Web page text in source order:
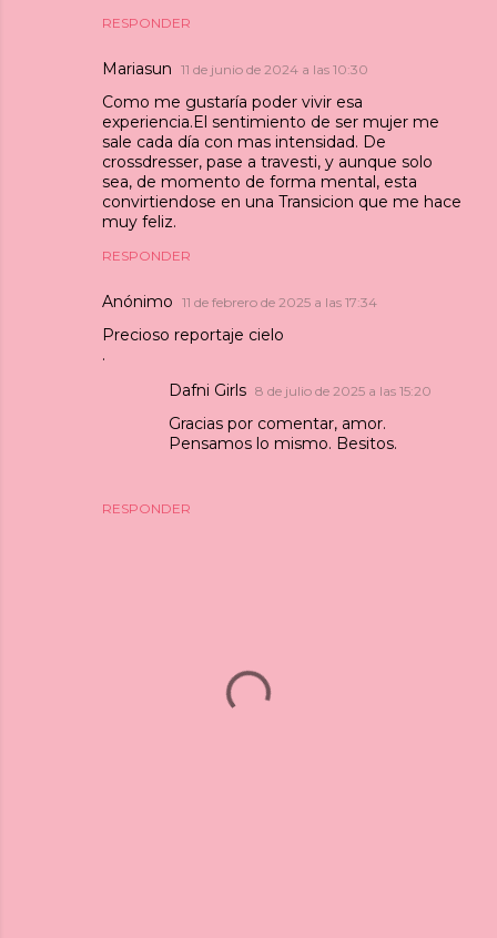
RESPONDER
Mariasun 11 de junio de 2024 a las 10:30
Como me gustaría poder vivir esa
experiencia.El sentimiento de ser mujer me
sale cada día con mas intensidad. De
crossdresser, pase a travesti, y aunque solo
sea, de momento de forma mental, esta
convirtiendose en una Transicion que me hace
muy feliz.
RESPONDER
Anónimo 11 de febrero de 2025 a las 17:34
Precioso reportaje cielo
.
RESPONDER
Dafni Girls 8 de julio de 2025 a las 15:20
Gracias por comentar, amor.
Pensamos lo mismo. Besitos.